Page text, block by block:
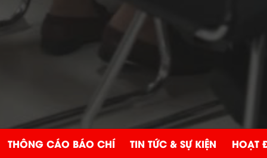
THÔNG CÁO BÁO CHÍ TIN TỨC & SỰ KIỆN HOẠT